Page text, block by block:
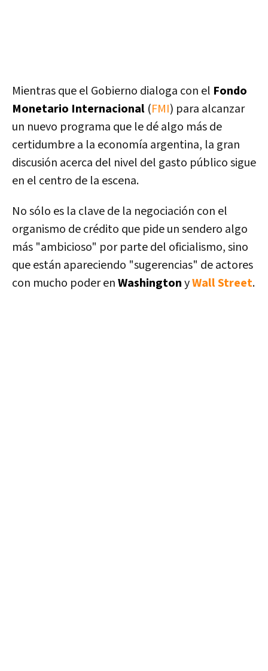
Mientras que el Gobierno dialoga con el Fondo
Monetario Internacional (FMI) para alcanzar
un nuevo programa que le dé algo más de
certidumbre a la economía argentina, la gran
discusión acerca del nivel del gasto público sigue
en el centro de la escena.
No sólo es la clave de la negociación con el
organismo de crédito que pide un sendero algo
más "ambicioso" por parte del oficialismo, sino
que están apareciendo "sugerencias" de actores
con mucho poder enWashingtonyWall Street.